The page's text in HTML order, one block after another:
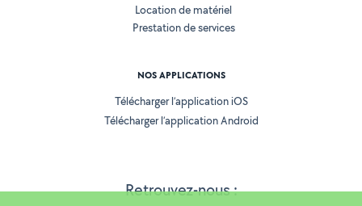
Retrouvez-nous :
Location de matériel
Prestation de services
NOS APPLICATIONS
Télécharger l’application iOS
Télécharger l’application Android